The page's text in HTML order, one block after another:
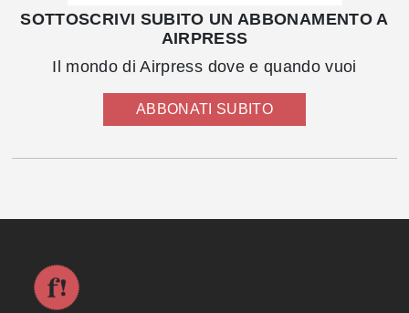
SOTTOSCRIVI SUBITO UN ABBONAMENTO A
AIRPRESS
Il mondo di Airpress dove e quando vuoi
ABBONATI SUBITO